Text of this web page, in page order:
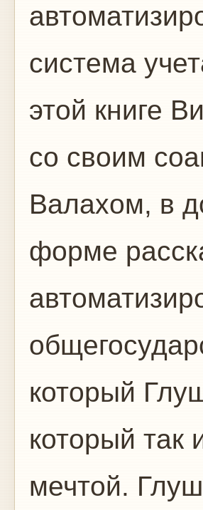
система
этой книге
со своим
Валахом, в
форме
который
который так
мечтой.